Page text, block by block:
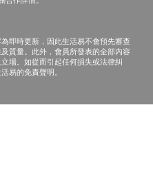
即時更新，因此生活易不會預先審查
質量。此外，會員所發表的全部內容
場。如從而引起任何損失或法律糾
易的免責聲明。